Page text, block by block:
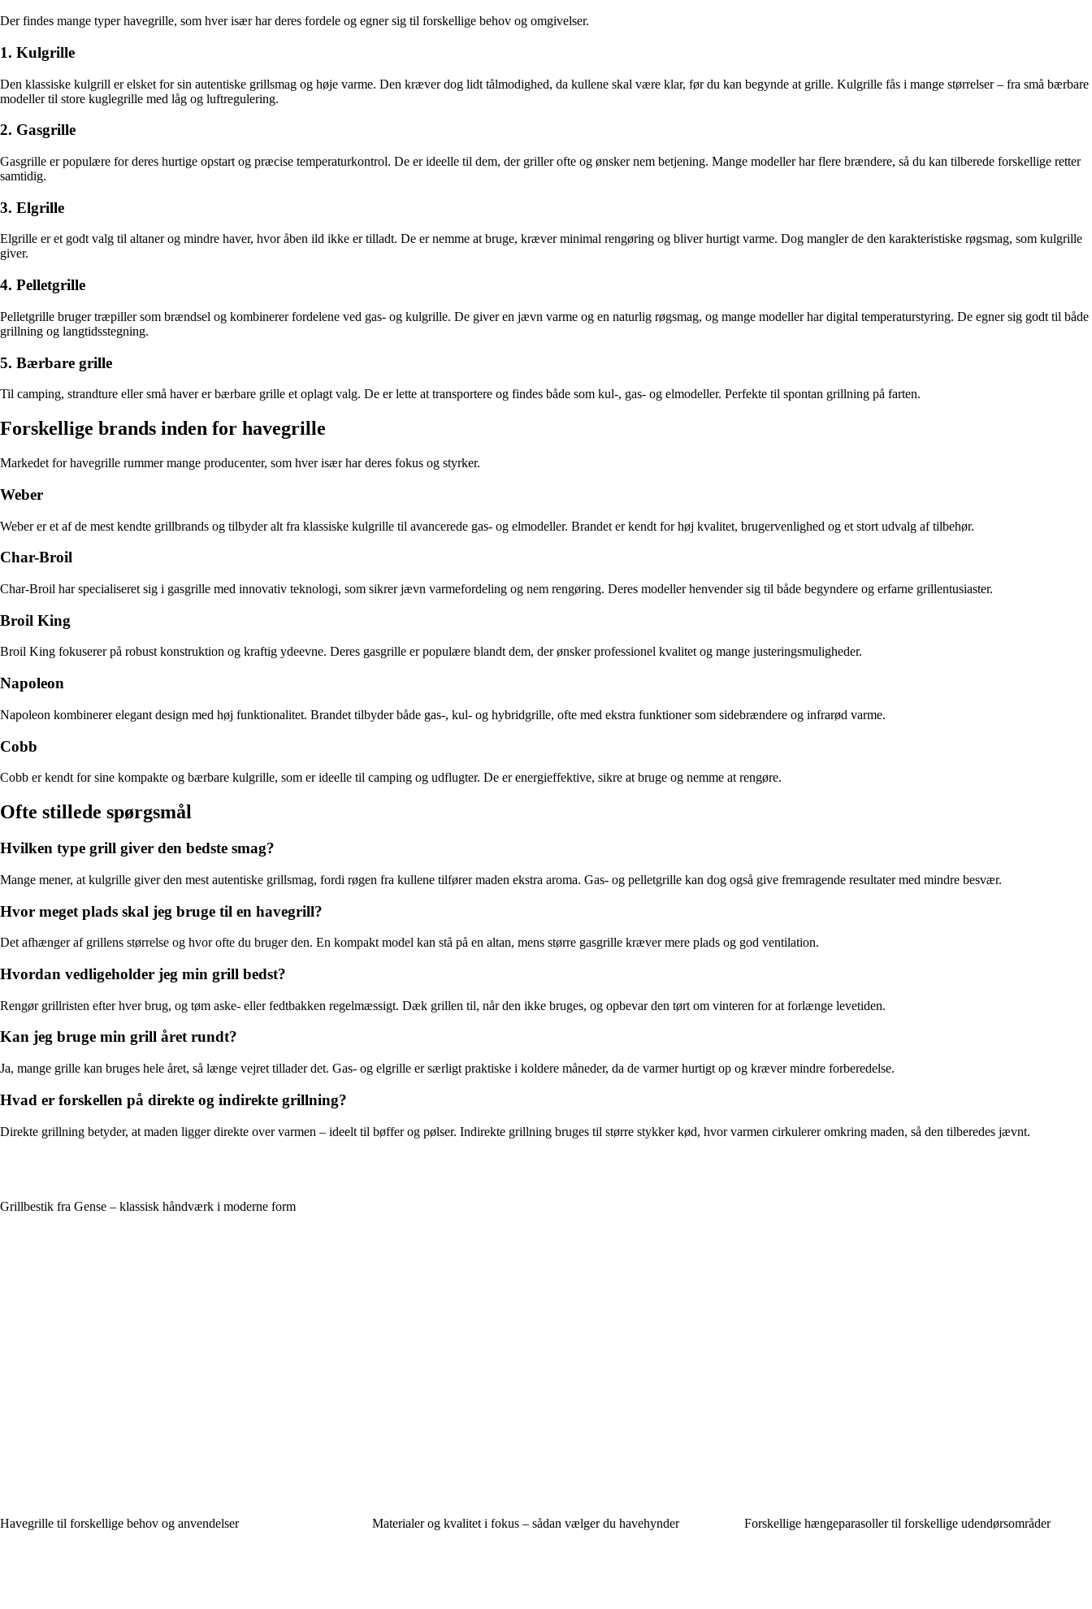
Der findes mange typer havegrille, som hver især har deres fordele og egner sig til forskellige behov og omgivelser.
1. Kulgrille
Den klassiske kulgrill er elsket for sin autentiske grillsmag og høje varme. Den kræver dog lidt tålmodighed, da kullene skal være klar, før du kan begynde at grille. Kulgrille fås i mange størrelser – fra små bærbare
modeller til store kuglegrille med låg og luftregulering.
2. Gasgrille
Gasgrille er populære for deres hurtige opstart og præcise temperaturkontrol. De er ideelle til dem, der griller ofte og ønsker nem betjening. Mange modeller har flere brændere, så du kan tilberede forskellige retter
samtidig.
3. Elgrille
Elgrille er et godt valg til altaner og mindre haver, hvor åben ild ikke er tilladt. De er nemme at bruge, kræver minimal rengøring og bliver hurtigt varme. Dog mangler de den karakteristiske røgsmag, som kulgrille
giver.
4. Pelletgrille
Pelletgrille bruger træpiller som brændsel og kombinerer fordelene ved gas- og kulgrille. De giver en jævn varme og en naturlig røgsmag, og mange modeller har digital temperaturstyring. De egner sig godt til både
grillning og langtidsstegning.
5. Bærbare grille
Til camping, strandture eller små haver er bærbare grille et oplagt valg. De er lette at transportere og findes både som kul-, gas- og elmodeller. Perfekte til spontan grillning på farten.
Forskellige brands inden for havegrille
Markedet for havegrille rummer mange producenter, som hver især har deres fokus og styrker.
Weber
Weber er et af de mest kendte grillbrands og tilbyder alt fra klassiske kulgrille til avancerede gas- og elmodeller. Brandet er kendt for høj kvalitet, brugervenlighed og et stort udvalg af tilbehør.
Char-Broil
Char-Broil har specialiseret sig i gasgrille med innovativ teknologi, som sikrer jævn varmefordeling og nem rengøring. Deres modeller henvender sig til både begyndere og erfarne grillentusiaster.
Broil King
Broil King fokuserer på robust konstruktion og kraftig ydeevne. Deres gasgrille er populære blandt dem, der ønsker professionel kvalitet og mange justeringsmuligheder.
Napoleon
Napoleon kombinerer elegant design med høj funktionalitet. Brandet tilbyder både gas-, kul- og hybridgrille, ofte med ekstra funktioner som sidebrændere og infrarød varme.
Cobb
Cobb er kendt for sine kompakte og bærbare kulgrille, som er ideelle til camping og udflugter. De er energieffektive, sikre at bruge og nemme at rengøre.
Ofte stillede spørgsmål
Hvilken type grill giver den bedste smag?
Mange mener, at kulgrille giver den mest autentiske grillsmag, fordi røgen fra kullene tilfører maden ekstra aroma. Gas- og pelletgrille kan dog også give fremragende resultater med mindre besvær.
Hvor meget plads skal jeg bruge til en havegrill?
Det afhænger af grillens størrelse og hvor ofte du bruger den. En kompakt model kan stå på en altan, mens større gasgrille kræver mere plads og god ventilation.
Hvordan vedligeholder jeg min grill bedst?
Rengør grillristen efter hver brug, og tøm aske- eller fedtbakken regelmæssigt. Dæk grillen til, når den ikke bruges, og opbevar den tørt om vinteren for at forlænge levetiden.
Kan jeg bruge min grill året rundt?
Ja, mange grille kan bruges hele året, så længe vejret tillader det. Gas- og elgrille er særligt praktiske i koldere måneder, da de varmer hurtigt op og kræver mindre forberedelse.
Hvad er forskellen på direkte og indirekte grillning?
Direkte grillning betyder, at maden ligger direkte over varmen – ideelt til bøffer og pølser. Indirekte grillning bruges til større stykker kød, hvor varmen cirkulerer omkring maden, så den tilberedes jævnt.
Grillbestik fra Gense – klassisk håndværk i moderne form
Havegrille til forskellige behov og anvendelser Materialer og kvalitet i fokus – sådan vælger du havehynder Forskellige hængeparasoller til forskellige udendørsområder